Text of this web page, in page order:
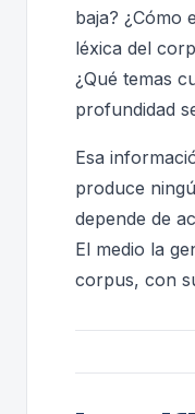
baja? ¿Cómo
léxica del
¿Qué temas
profundidad
Esa
produce
depende de
El medio la
corpus, con